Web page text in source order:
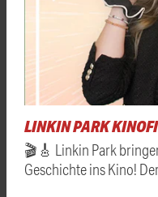
LINKIN PARK
🎬🎸 Linkin Park
Geschichte ins Kino!